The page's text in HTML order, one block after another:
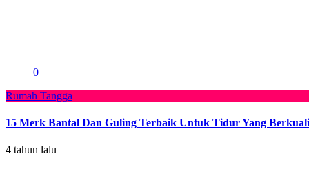
0
Rumah Tangga
15 Merk Bantal Dan Guling Terbaik Untuk Tidur Yang
4 tahun lalu